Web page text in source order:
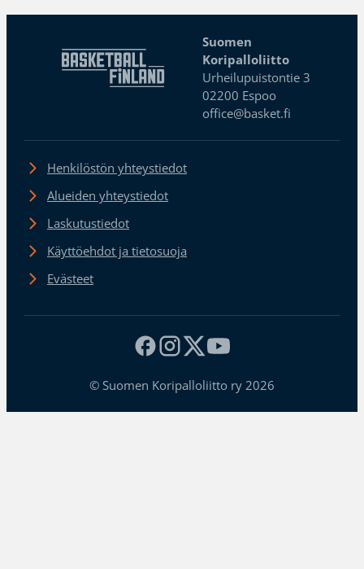
Suomen
Koripalloliitto
Urheilupuistontie 3
02200 Espoo
office@basket.fi
Henkilöstön yhteystiedot
Alueiden yhteystiedot
Laskutustiedot
Käyttöehdot ja tietosuoja
Evästeet
© Suomen Koripalloliitto ry 2026